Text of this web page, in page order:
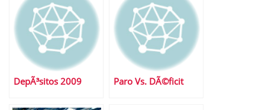
DepÃ³sitos 2009 Paro Vs. DÃ©ficit